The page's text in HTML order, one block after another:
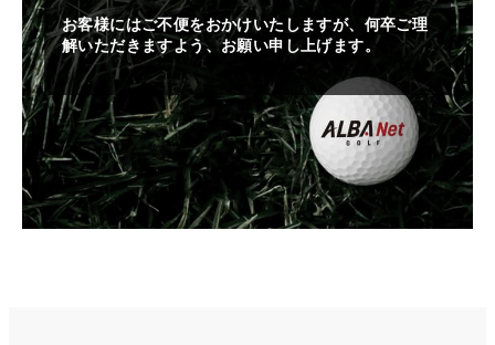
お客様にはご不便をおかけいたしますが、何卒ご理
解いただきますよう、お願い申し上げます。